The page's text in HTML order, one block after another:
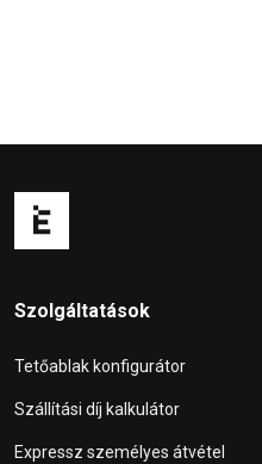
Szolgáltatások
Tetőablak konfigurátor
Szállítási díj kalkulátor
Expressz személyes átvétel